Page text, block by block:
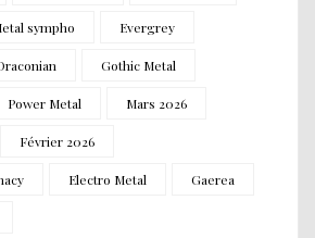
sympho Evergrey
Gothic Metal
Power Metal Mars 2026
Février 2026
Electro Metal Gaerea